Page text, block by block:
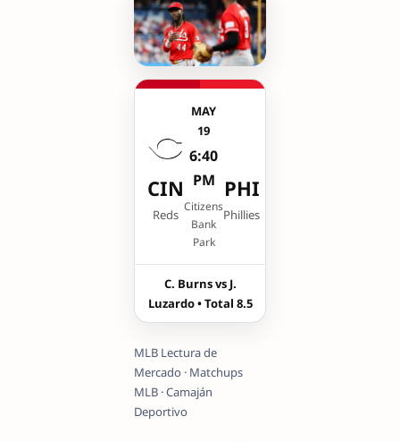
CIN
Reds
MAY
19
6:40
PM
Citizens
Bank
Park
PHI
Phillies
C. Burns vs J.
Luzardo • Total 8.5
MLB Lectura de
Mercado · Matchups
MLB · Camaján
Deportivo